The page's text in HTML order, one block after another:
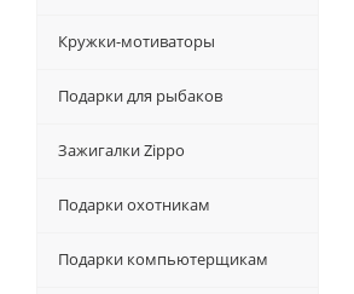
Кружки-мотиваторы
Подарки для рыбаков
Зажигалки Zippo
Подарки охотникам
Подарки компьютерщикам